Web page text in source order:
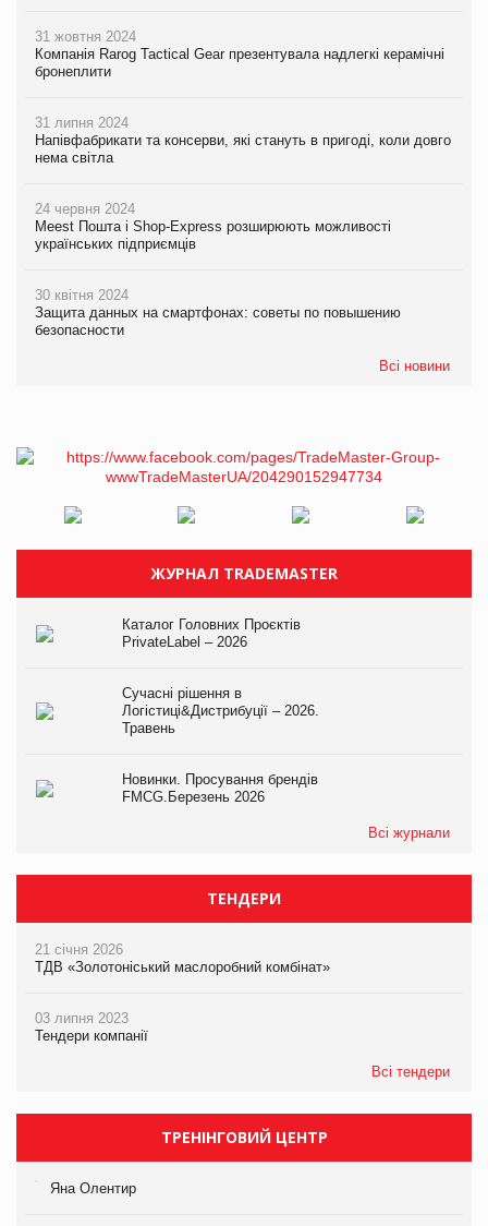
31 жовтня 2024
Компанія Rarog Tactical Gear презентувала надлегкі керамічні
бронеплити
31 липня 2024
Напівфабрикати та консерви, які стануть в пригоді, коли довго
нема світла
24 червня 2024
Meest Пошта і Shop-Express розширюють можливості
українських підприємців
30 квітня 2024
Защита данных на смартфонах: советы по повышению
безопасности
Всі новини
ЖУРНАЛ TRADEMASTER
Каталог Головних Проєктів
PrivateLabel – 2026
Сучасні рішення в
Логістиці&Дистрибуції – 2026.
Травень
Новинки. Просування брендів
FMCG.Березень 2026
Всі журнали
ТЕНДЕРИ
21 січня 2026
ТДВ «Золотоніський маслоробний комбінат»
03 липня 2023
Тендери компанії
Всі тендери
ТРЕНІНГОВИЙ ЦЕНТР
Яна Олентир